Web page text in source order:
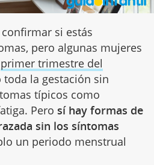
si estás
pero algunas mujeres
primer trimestre del
toda la gestación sin
típicos como
Pero sí hay formas de
sin los síntomas
un periodo menstrual